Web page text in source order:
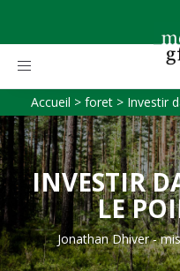
Toggle
Accueil > foret > Investir
INVESTIR
LE
Jonathan Dhiver-